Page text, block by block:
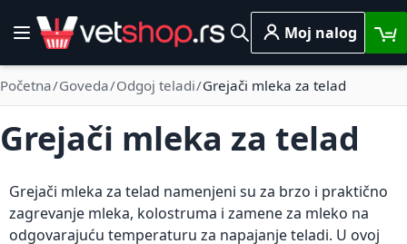
Skip to Content
Toggle Nav
Pretraga
Moj nalog
Početna Goveda Odgoj teladi Grejači mleka za telad
Grejači mleka za telad
Grejači mleka za telad namenjeni su za brzo i praktično
zagrevanje mleka, kolostruma i zamene za mleko na
odgovarajuću temperaturu za napajanje teladi. U ovoj